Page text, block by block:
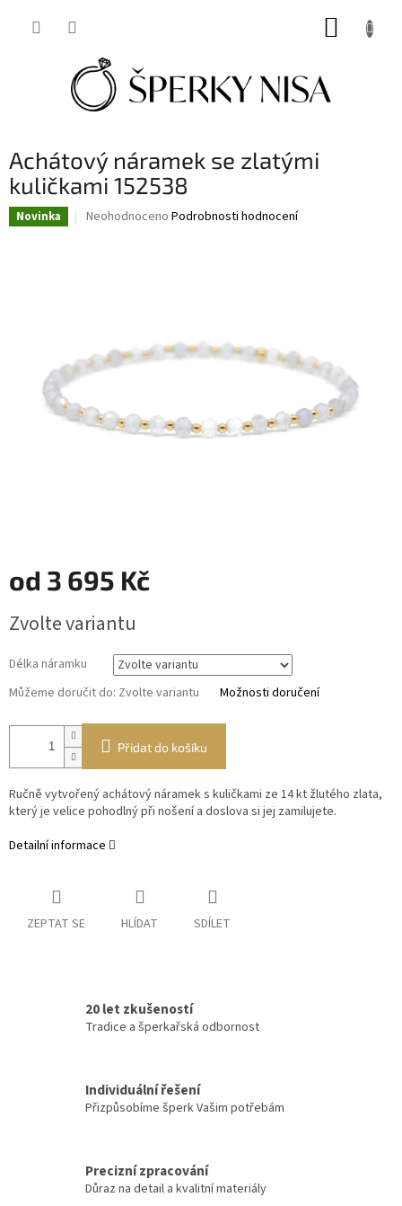
Achátový náramek se zlatými
kuličkami 152538
Novinka
Průměrné
Neohodnoceno Podrobnosti hodnocení
od 3 695 Kč
cena:
Zvolte variantu
Délka náramku
Můžeme doručit do: Zvolte variantu Možnosti doručení
Přidat do košíku
Ručně vytvořený achátový náramek s kuličkami ze 14 kt žlutého zlata,
který je velice pohodlný při nošení a doslova si jej zamilujete.
Detailní informace
ZEPTAT SE HLÍDAT SDÍLET
20 let zkušeností
Tradice a šperkařská odbornost
Individuální řešení
Přizpůsobíme šperk Vašim potřebám
Precizní zpracování
Důraz na detail a kvalitní materiály